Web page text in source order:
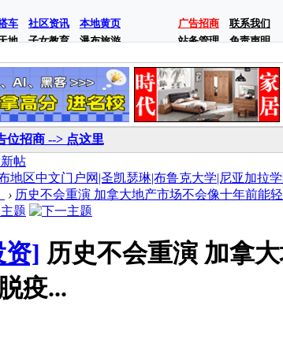
车 社区资讯
本地黄页
地
子女教育 瀑布旅游
广告招商
联系我们
站务管理
免责声明
位招商 --> 点这里
地区中文门户网|圣凯瑟琳|布鲁克大学|尼亚加拉
› 历史不会重演 加拿大地产市场不会像十年前能
资] 历史不会重演 加拿
疫...